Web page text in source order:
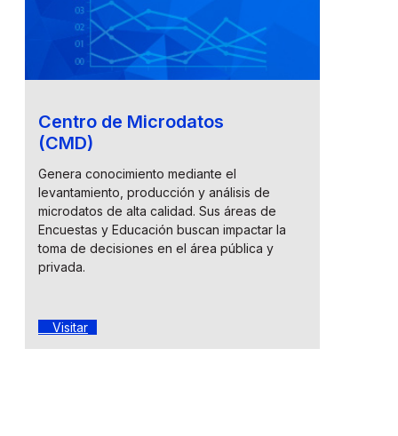
Centro de Microdatos
(CMD)
Genera conocimiento mediante el
levantamiento, producción y análisis de
microdatos de alta calidad. Sus áreas de
Encuestas y Educación buscan impactar la
toma de decisiones en el área pública y
privada.
Visitar